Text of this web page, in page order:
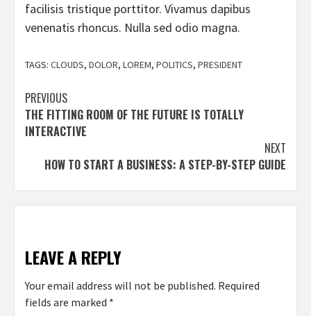
facilisis tristique porttitor. Vivamus dapibus
venenatis rhoncus. Nulla sed odio magna.
TAGS: CLOUDS, DOLOR, LOREM, POLITICS, PRESIDENT
Continue
Reading
PREVIOUS
THE FITTING ROOM OF THE FUTURE IS TOTALLY
INTERACTIVE
NEXT
HOW TO START A BUSINESS: A STEP-BY-STEP GUIDE
LEAVE A REPLY
Your email address will not be published. Required
fields are marked *